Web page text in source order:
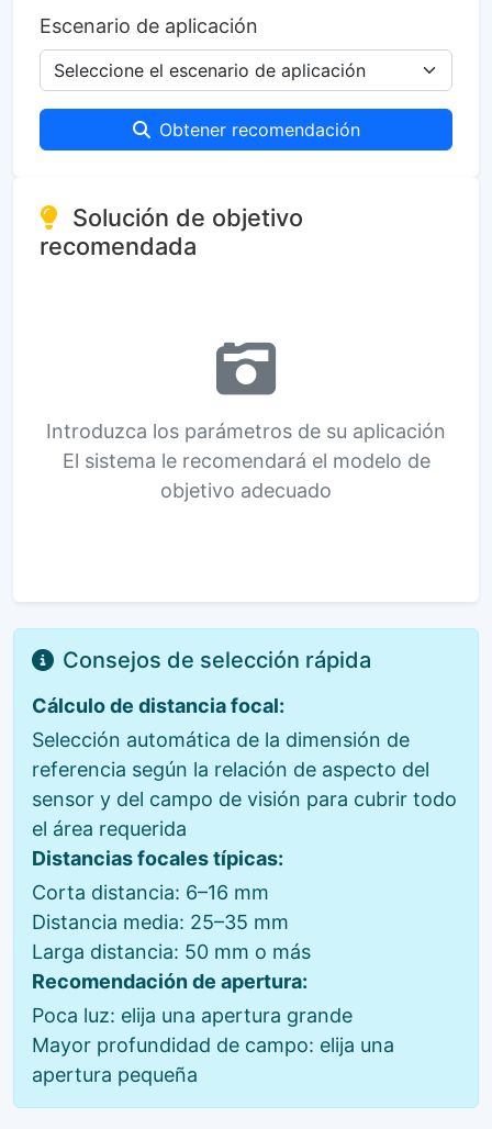
Escenario de aplicación
Obtener recomendación
Solución de objetivo
recomendada
Introduzca los parámetros de su aplicación
El sistema le recomendará el modelo de
objetivo adecuado
Consejos de selección rápida
Cálculo de distancia focal:
Selección automática de la dimensión de
referencia según la relación de aspecto del
sensor y del campo de visión para cubrir todo
el área requerida
Distancias focales típicas:
Corta distancia: 6–16 mm
Distancia media: 25–35 mm
Larga distancia: 50 mm o más
Recomendación de apertura:
Poca luz: elija una apertura grande
Mayor profundidad de campo: elija una
apertura pequeña